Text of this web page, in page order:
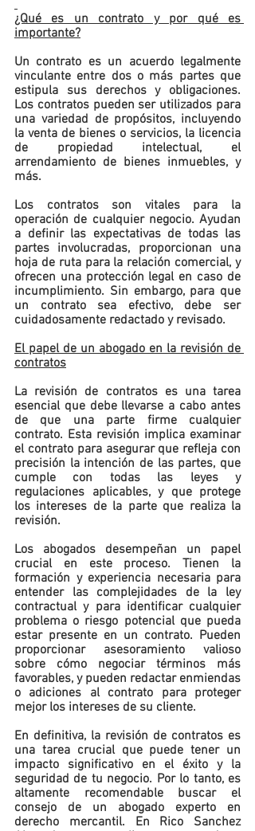
¿Qué es un contrato y por qué es
importante?
Un contrato es un acuerdo legalmente
vinculante entre dos o más partes que
estipula sus derechos y obligaciones.
Los contratos pueden ser utilizados para
una variedad de propósitos, incluyendo
la venta de bienes o servicios, la licencia
de propiedad intelectual, el
arrendamiento de bienes inmuebles, y
más.
Los contratos son vitales para la
operación de cualquier negocio. Ayudan
a definir las expectativas de todas las
partes involucradas, proporcionan una
hoja de ruta para la relación comercial, y
ofrecen una protección legal en caso de
incumplimiento. Sin embargo, para que
un contrato sea efectivo, debe ser
cuidadosamente redactado y revisado.
El papel de un abogado en la revisión de
contratos
La revisión de contratos es una tarea
esencial que debe llevarse a cabo antes
de que una parte firme cualquier
contrato. Esta revisión implica examinar
el contrato para asegurar que refleja con
precisión la intención de las partes, que
cumple con todas las leyes y
regulaciones aplicables, y que protege
los intereses de la parte que realiza la
revisión.
Los abogados desempeñan un papel
crucial en este proceso. Tienen la
formación y experiencia necesaria para
entender las complejidades de la ley
contractual y para identificar cualquier
problema o riesgo potencial que pueda
estar presente en un contrato. Pueden
proporcionar asesoramiento valioso
sobre cómo negociar términos más
favorables, y pueden redactar enmiendas
o adiciones al contrato para proteger
mejor los intereses de su cliente.
En definitiva, la revisión de contratos es
una tarea crucial que puede tener un
impacto significativo en el éxito y la
seguridad de tu negocio. Por lo tanto, es
altamente recomendable buscar el
consejo de un abogado experto en
derecho mercantil. En Rico Sanchez